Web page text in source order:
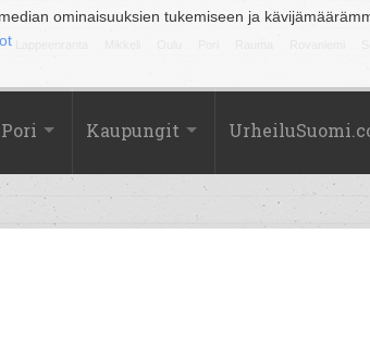
ominaisuuksien tukemiseen ja
Pori Kaupungit